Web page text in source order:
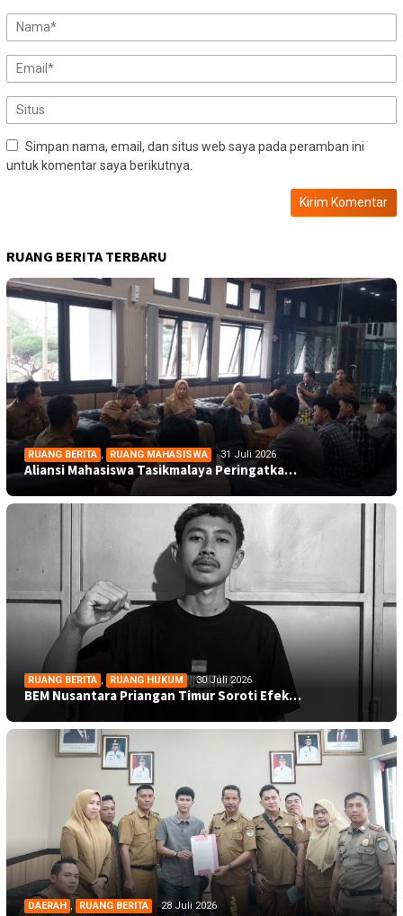
Simpan nama, email, dan situs web saya pada peramban ini
untuk komentar saya berikutnya.
RUANG BERITA TERBARU
RUANG BERITA , RUANG MAHASISWA 31 Juli 2026
Aliansi Mahasiswa Tasikmalaya Peringatka…
RUANG BERITA , RUANG HUKUM 30 Juli 2026
BEM Nusantara Priangan Timur Soroti Efek…
DAERAH , RUANG BERITA 28 Juli 2026